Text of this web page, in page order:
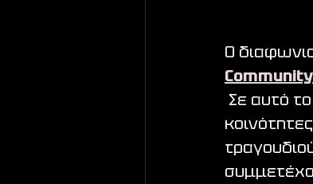
Ο
Community
Σε αυτό